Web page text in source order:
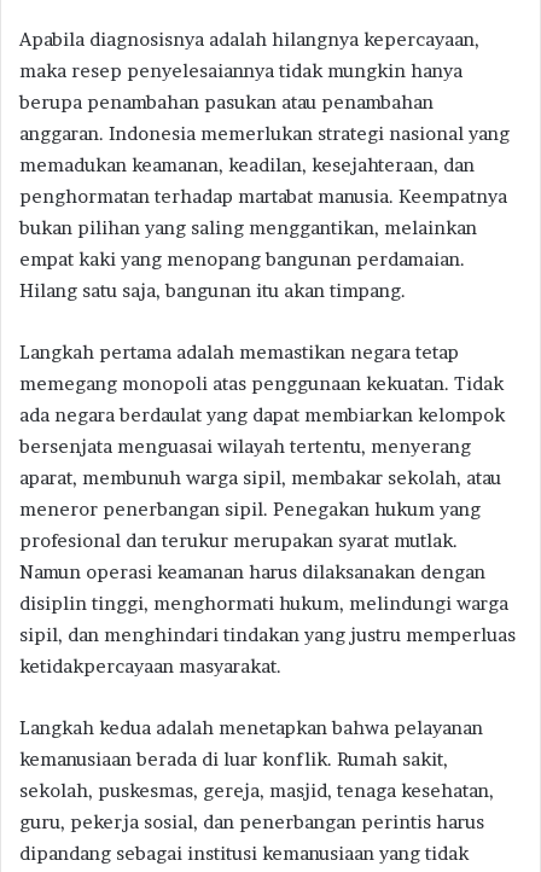
Apabila diagnosisnya adalah hilangnya kepercayaan,
maka resep penyelesaiannya tidak mungkin hanya
berupa penambahan pasukan atau penambahan
anggaran. Indonesia memerlukan strategi nasional yang
memadukan keamanan, keadilan, kesejahteraan, dan
penghormatan terhadap martabat manusia. Keempatnya
bukan pilihan yang saling menggantikan, melainkan
empat kaki yang menopang bangunan perdamaian.
Hilang satu saja, bangunan itu akan timpang.
Langkah pertama adalah memastikan negara tetap
memegang monopoli atas penggunaan kekuatan. Tidak
ada negara berdaulat yang dapat membiarkan kelompok
bersenjata menguasai wilayah tertentu, menyerang
aparat, membunuh warga sipil, membakar sekolah, atau
meneror penerbangan sipil. Penegakan hukum yang
profesional dan terukur merupakan syarat mutlak.
Namun operasi keamanan harus dilaksanakan dengan
disiplin tinggi, menghormati hukum, melindungi warga
sipil, dan menghindari tindakan yang justru memperluas
ketidakpercayaan masyarakat.
Langkah kedua adalah menetapkan bahwa pelayanan
kemanusiaan berada di luar konflik. Rumah sakit,
sekolah, puskesmas, gereja, masjid, tenaga kesehatan,
guru, pekerja sosial, dan penerbangan perintis harus
dipandang sebagai institusi kemanusiaan yang tidak